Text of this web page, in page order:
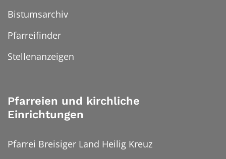
Bistumsarchiv
Pfarreifinder
Stellenanzeigen
Pfarreien und kirchliche
Einrichtungen
Pfarrei Breisiger Land Heilig Kreuz